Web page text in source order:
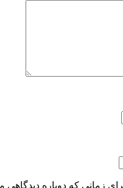
زمانی که دوباره دیدگاهی